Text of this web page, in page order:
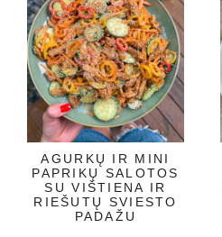
AGURKŲ IR MINI
PAPRIKŲ SALOTOS
SU VIŠTIENA IR
RIEŠUTŲ SVIESTO
PADAŽU